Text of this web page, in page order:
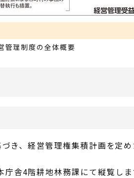
管理制度の全体概要
き、経営管理権集積計画を定
舎4階耕地林務課にて縦覧し